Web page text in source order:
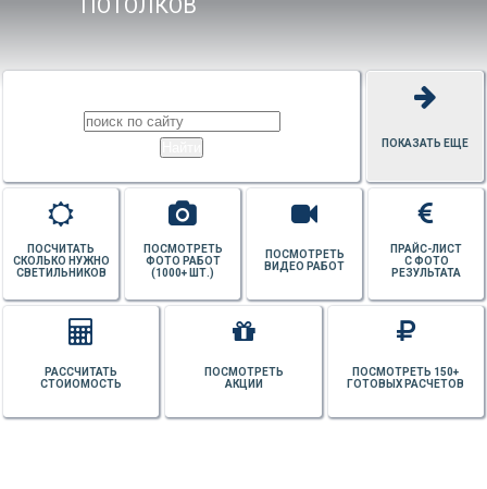
ПОКАЗАТЬ ЕЩЕ
ПРАЙС-ЛИСТ
С ФОТО
РЕЗУЛЬТАТА
ПОСМОТРЕТЬ
ВИДЕО РАБОТ
ПОСМОТРЕТЬ
ФОТО РАБОТ
(1000+ ШТ.)
ПОСЧИТАТЬ
СКОЛЬКО НУЖНО
СВЕТИЛЬНИКОВ
ПОСМОТРЕТЬ 150+
ГОТОВЫХ РАСЧЕТОВ
ПОСМОТРЕТЬ
АКЦИИ
РАССЧИТАТЬ
СТОИОМОСТЬ